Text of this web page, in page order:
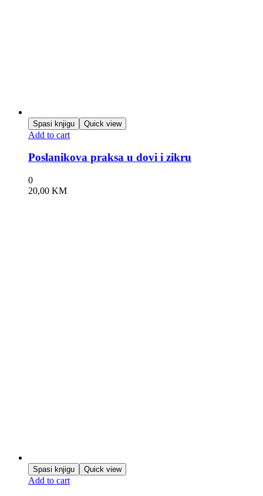
Spasi knjigu Quick view
Add to cart
Poslanikova praksa u dovi i zikru
0
20,00 KM
Spasi knjigu Quick view
Add to cart